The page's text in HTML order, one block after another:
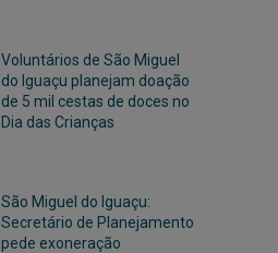
Voluntários de São Miguel
do Iguaçu planejam doação
de 5 mil cestas de doces no
Dia das Crianças
São Miguel do Iguaçu:
Secretário de Planejamento
pede exoneração